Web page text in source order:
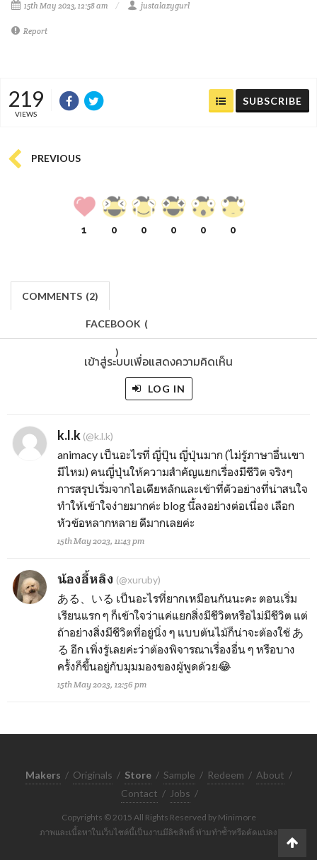
15th May 2023, 12:58 am justalazygurl
Report
219
VIEWS
SUBSCRIBE
PREVIOUS
1 0 0 0 0 0
COMMENTS (2)
FACEBOOK (
)
เข้าสู่ระบบเพื่อแสดงความคิดเห็น
LOG IN
k.l.k (@k.l.k)
animacy เป็นอะไรที่ ญี่ปุ๊น ญี่ปุ่นมาก (ไม่รู้ภาษาอื่นเขา
มีไหม) คนญี่ปุ่นให้ความสำคัญแยกเรื่องมีชีวิต จริงๆ
การสรุปเริ่มจากไอเดียหลักและเข้าที่ตัวอย่างที่น่าสนใจ
ทำให้เข้าใจง่ายมากค่ะ blog นี้ลงอย่างต่อเนื่อง เลือก
หัวข้อหลากหลาย ดีมากเลยค่ะ
15th May 2023, 11:43 pm
น้องอี้หลิง (@xuruby)
ある、いる เป็นอะไรที่ยากเหมือนกันนะคะ ตอนเริ่ม
เรียนแรก ๆ ก็เข้าใจว่าแค่แยกสิ่งมีชีวิตหรือไม่มีชีวิต แต่
ถ้าอย่างสิ่งมีชีวิตที่อยู่นิ่ง ๆ แบบต้นไม้ก็น่าจะต้องใช้ あ
る อีก เพิ่งรู้เลยค่ะว่าต้องพิจารณาเรื่องอื่น ๆ หรือบาง
ครั้งก็ขึ้นอยู่กับมุมมองของผู้พูดด้วย😂
15th May 2023, 12:56 pm
Makers / Originals / Store / Sample / Redeem / About /
Contact / Jobs /
Copyrights © 2015 All Rights Reserved by Minimore
ภาพและเนื้อหาในเว็บไซต์นี้เป็นงานมีลิขสิทธิ์ ห้ามทำซ้ำหรือดัดแปลง